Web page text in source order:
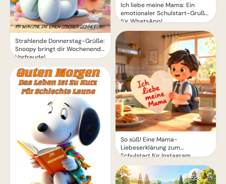
Strahlende Donnerstag-Grüße:
Snoopy bringt dir Wochenend-
Vorfreude!
Ich liebe meine Mama: Ein
emotionaler Schulstart-Gruß
für WhatsApp!
So süß! Eine Mama-
Liebeserklärung zum
Schulstart für Instagram